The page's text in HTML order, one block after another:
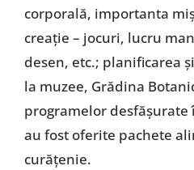
corporală, importanta
creație – jocuri, lucru
desen, etc.; planificarea
la muzee, Grădina
programelor
au fost oferite pachete
curățenie.